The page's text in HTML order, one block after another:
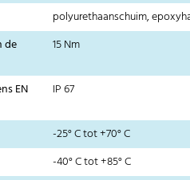
polyurethaanschuim,
de
15 Nm
EN
IP 67
-25° C tot +70° C
-40° C tot +85° C